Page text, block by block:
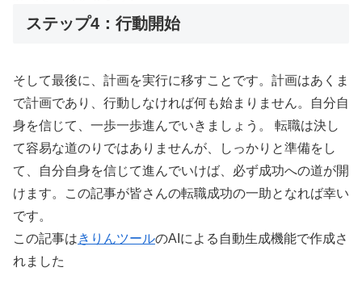
ステップ4：行動開始
そして最後に、計画を実行に移すことです。計画はあくま
で計画であり、行動しなければ何も始まりません。自分自
身を信じて、一歩一歩進んでいきましょう。 転職は決し
て容易な道のりではありませんが、しっかりと準備をし
て、自分自身を信じて進んでいけば、必ず成功への道が開
けます。この記事が皆さんの転職成功の一助となれば幸い
です。
この記事はきりんツールのAIによる自動生成機能で作成さ
れました